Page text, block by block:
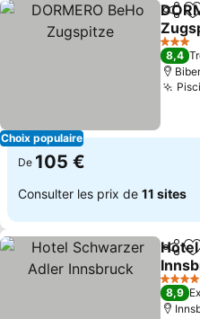
Choix populaire
3
8,4
De 105 €
Consulter les prix de 11 sites
4 Étoiles
8,9